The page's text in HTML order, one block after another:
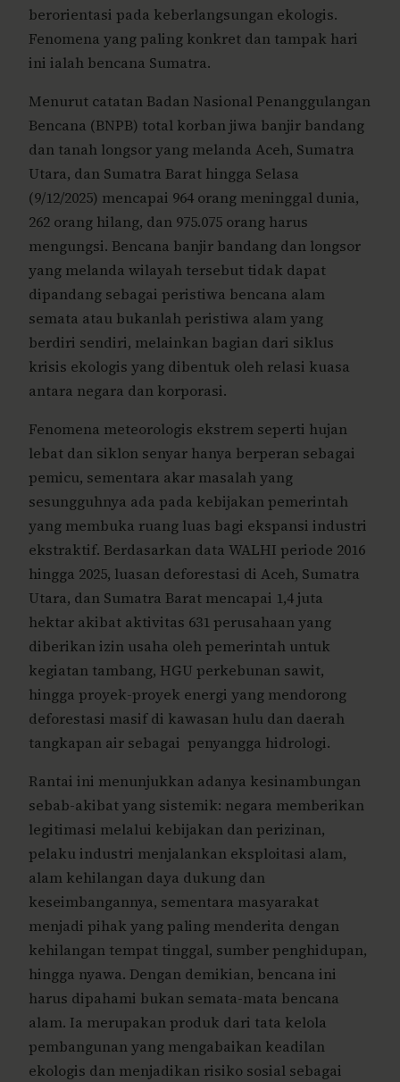
berorientasi pada keberlangsungan ekologis.
Fenomena yang paling konkret dan tampak hari
ini ialah bencana Sumatra.
Menurut catatan Badan Nasional Penanggulangan
Bencana (BNPB) total korban jiwa banjir bandang
dan tanah longsor yang melanda Aceh, Sumatra
Utara, dan Sumatra Barat hingga Selasa
(9/12/2025) mencapai 964 orang meninggal dunia,
262 orang hilang, dan 975.075 orang harus
mengungsi. Bencana banjir bandang dan longsor
yang melanda wilayah tersebut tidak dapat
dipandang sebagai peristiwa bencana alam
semata atau bukanlah peristiwa alam yang
berdiri sendiri, melainkan bagian dari siklus
krisis ekologis yang dibentuk oleh relasi kuasa
antara negara dan korporasi.
Fenomena meteorologis ekstrem seperti hujan
lebat dan siklon senyar hanya berperan sebagai
pemicu, sementara akar masalah yang
sesungguhnya ada pada kebijakan pemerintah
yang membuka ruang luas bagi ekspansi industri
ekstraktif. Berdasarkan data WALHI periode 2016
hingga 2025, luasan deforestasi di Aceh, Sumatra
Utara, dan Sumatra Barat mencapai 1,4 juta
hektar akibat aktivitas 631 perusahaan yang
diberikan izin usaha oleh pemerintah untuk
kegiatan tambang, HGU perkebunan sawit,
hingga proyek-proyek energi yang mendorong
deforestasi masif di kawasan hulu dan daerah
tangkapan air sebagai penyangga hidrologi.
Rantai ini menunjukkan adanya kesinambungan
sebab-akibat yang sistemik: negara memberikan
legitimasi melalui kebijakan dan perizinan,
pelaku industri menjalankan eksploitasi alam,
alam kehilangan daya dukung dan
keseimbangannya, sementara masyarakat
menjadi pihak yang paling menderita dengan
kehilangan tempat tinggal, sumber penghidupan,
hingga nyawa. Dengan demikian, bencana ini
harus dipahami bukan semata-mata bencana
alam. Ia merupakan produk dari tata kelola
pembangunan yang mengabaikan keadilan
ekologis dan menjadikan risiko sosial sebagai